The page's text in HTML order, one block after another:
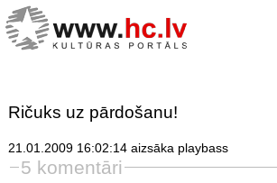
Ričuks uz pārdošanu!
21.01.2009 16:02:14 aizsāka playbass
5 komentāri